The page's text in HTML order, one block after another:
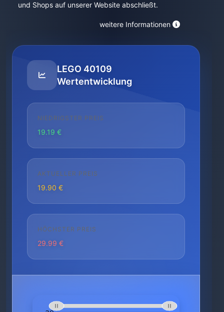
und Shops auf unserer Website abschließt.
weitere Informationen
LEGO 40109
Wertentwicklung
NIEDRIGSTER PREIS
19.19 €
AKTUELLER PREIS
19.90 €
HÖCHSTER PREIS
29.99 €